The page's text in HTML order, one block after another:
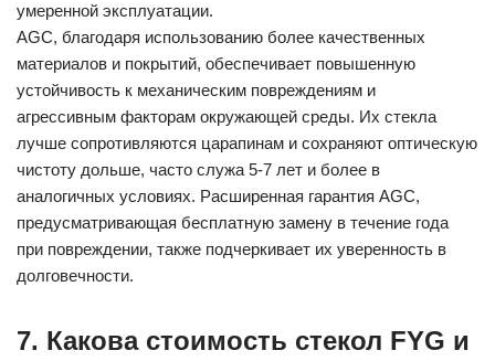
умеренной эксплуатации.
AGC, благодаря использованию более качественных
материалов и покрытий, обеспечивает повышенную
устойчивость к механическим повреждениям и
агрессивным факторам окружающей среды. Их стекла
лучше сопротивляются царапинам и сохраняют оптическую
чистоту дольше, часто служа 5-7 лет и более в
аналогичных условиях. Расширенная гарантия AGC,
предусматривающая бесплатную замену в течение года
при повреждении, также подчеркивает их уверенность в
долговечности.
7. Какова стоимость стекол FYG и